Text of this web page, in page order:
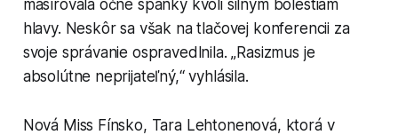
masírovala očné spánky kvôli silným bolestiam
hlavy. Neskôr sa však na tlačovej konferencii za
svoje správanie ospravedlnila. „Rasizmus je
absolútne neprijateľný,“ vyhlásila.
Nová Miss Fínsko, Tara Lehtonenová, ktorá v